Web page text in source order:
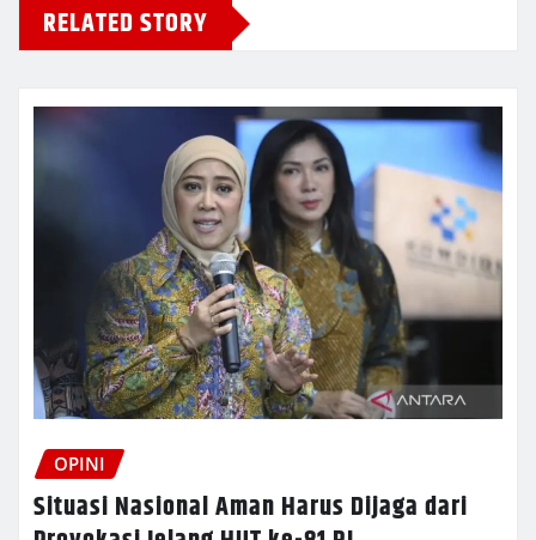
RELATED STORY
OPINI
Situasi Nasional Aman Harus Dijaga dari